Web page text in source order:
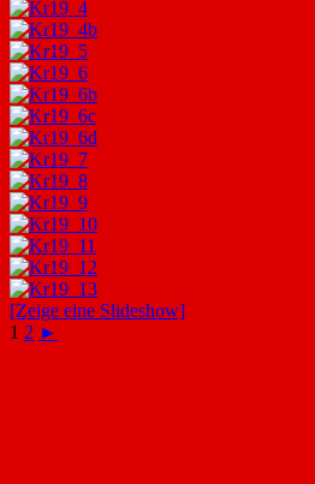
[Zeige eine Slideshow]
1 2 ►